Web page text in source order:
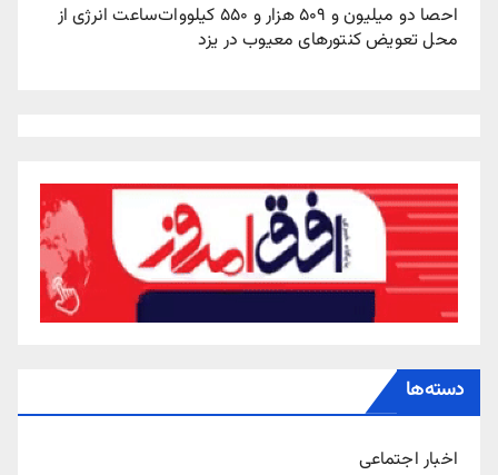
احصا دو میلیون و ۵۰۹ هزار و ۵۵۰ کیلووات‌ساعت انرژی از
محل تعویض کنتورهای معیوب در یزد
دسته‌ها
اخبار اجتماعی